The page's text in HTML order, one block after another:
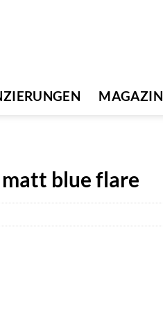
MAGAZIN
matt blue flare